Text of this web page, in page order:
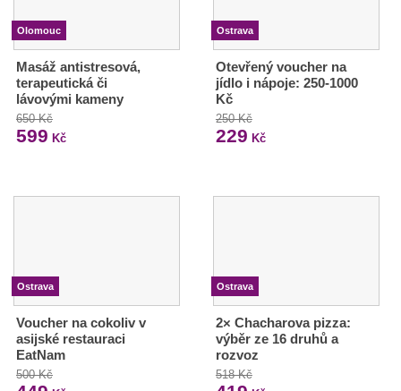
Olomouc
Masáž antistresová,
terapeutická či
lávovými kameny
650 Kč
599 Kč
Ostrava
Otevřený voucher na
jídlo i nápoje: 250-1000
Kč
250 Kč
229 Kč
Ostrava
Voucher na cokoliv v
asijské restauraci
EatNam
500 Kč
Ostrava
2× Chacharova pizza:
výběr ze 16 druhů a
rozvoz
518 Kč